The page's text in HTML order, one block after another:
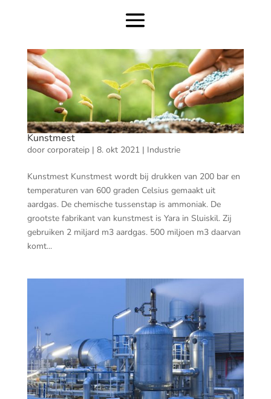
Kunstmest
door corporateip| 8. okt 2021| Industrie
Kunstmest Kunstmest wordt bij drukken van 200 bar en
temperaturen van 600 graden Celsius gemaakt uit
aardgas. De chemische tussenstap is ammoniak. De
grootste fabrikant van kunstmest is Yara in Sluiskil. Zij
gebruiken 2 miljard m3 aardgas. 500 miljoen m3 daarvan
komt...